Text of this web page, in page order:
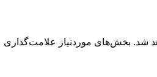
شد. بخش‌های موردنیاز علامت‌گذاری